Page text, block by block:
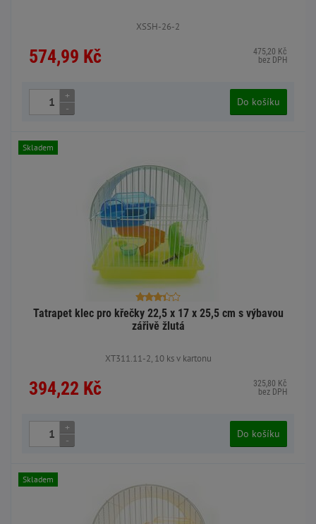
XSSH-26-2
574,99 Kč
475,20 Kč
bez DPH
+
-
Do košíku
Tatrapet klec pro křečky 22,5 x 17 x 25,5 cm s výbavou
zářivě žlutá
XT311.11-2, 10 ks v kartonu
394,22 Kč
325,80 Kč
bez DPH
Skladem
+
-
Do košíku
Skladem